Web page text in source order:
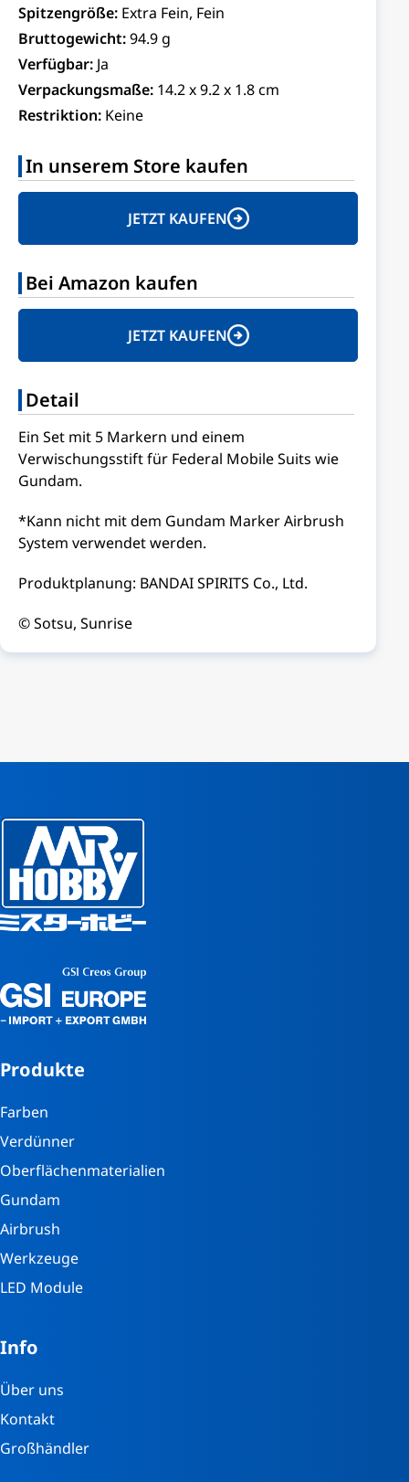
Spitzengröße: Extra Fein, Fein
Bruttogewicht:94.9 g
Verfügbar: Ja
Verpackungsmaße: 14.2 x 9.2 x 1.8 cm
Restriktion: Keine
In unserem Store kaufen
JETZT KAUFEN
Bei Amazon kaufen
JETZT KAUFEN
Detail
Ein Set mit 5 Markern und einem
Verwischungsstift für Federal Mobile Suits wie
Gundam.
*Kann nicht mit dem Gundam Marker Airbrush
System verwendet werden.
Produktplanung: BANDAI SPIRITS Co., Ltd.
© Sotsu, Sunrise
Produkte
Farben
Verdünner
Oberflächenmaterialien
Gundam
Airbrush
Werkzeuge
LED Module
Info
Über uns
Kontakt
Großhändler